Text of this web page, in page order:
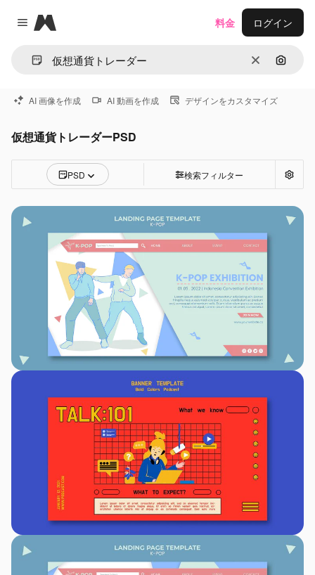
Close menu
Magnific
消去 画像で
料金 ログイン
AI 画像を作成 AI 動画を作成 デザインをカスタマイズ
仮想通貨トレーダーPSD
PSD 検索フィルター